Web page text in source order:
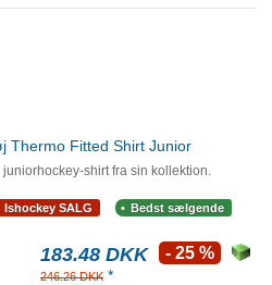
Thermo Fitted Shirt Junior
shirt fra sin kollektion.
Ishockey SALG Bedst sælgende
183.48 DKK
246.26 DKK *
- 25 %